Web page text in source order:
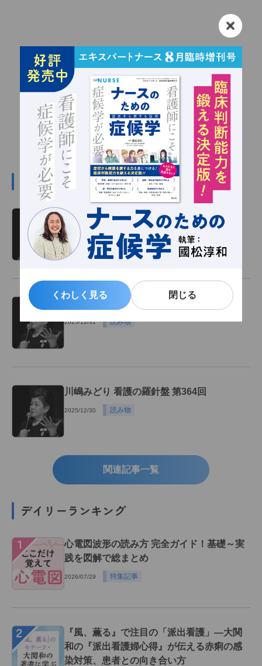
くわしく見る 閉じる
くわしく見る 閉じる
#川嶋みどりの関連記事
川嶋みどり 看護の羅針盤 第366回
2026/01/01 読み物
川嶋みどり 看護の羅針盤 第365回
2025/12/31 読み物
川嶋みどり 看護の羅針盤 第364回
2025/12/30 読み物
関連記事一覧
デイリーランキング
１
心電図波形の読み方 完全ガイド！基礎～実
践を図解で総まとめ
2026/07/29 特集記事
２
『風、薫る』で注目の「派出看護」―大関
和の『派出看護婦心得』が伝える赤痢の感
染対策、患者との向き合い方